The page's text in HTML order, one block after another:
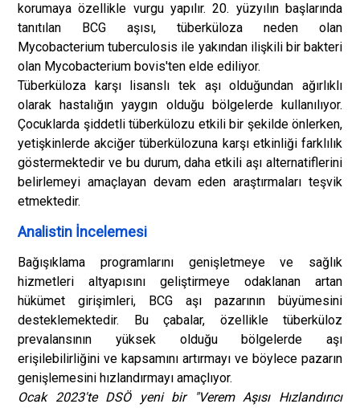
korumaya özellikle vurgu yapılır. 20. yüzyılın başlarında
tanıtılan BCG aşısı, tüberküloza neden olan
Mycobacterium tuberculosis ile yakından ilişkili bir bakteri
olan Mycobacterium bovis'ten elde ediliyor.
Tüberküloza karşı lisanslı tek aşı olduğundan ağırlıklı
olarak hastalığın yaygın olduğu bölgelerde kullanılıyor.
Çocuklarda şiddetli tüberkülozu etkili bir şekilde önlerken,
yetişkinlerde akciğer tüberkülozuna karşı etkinliği farklılık
göstermektedir ve bu durum, daha etkili aşı alternatiflerini
belirlemeyi amaçlayan devam eden araştırmaları teşvik
etmektedir.
Analistin İncelemesi
Bağışıklama programlarını genişletmeye ve sağlık
hizmetleri altyapısını geliştirmeye odaklanan artan
hükümet girişimleri, BCG aşı pazarının büyümesini
desteklemektedir. Bu çabalar, özellikle tüberküloz
prevalansının yüksek olduğu bölgelerde aşı
erişilebilirliğini ve kapsamını artırmayı ve böylece pazarın
genişlemesini hızlandırmayı amaçlıyor.
Ocak 2023'te DSÖ yeni bir "Verem Aşısı Hızlandırıcı